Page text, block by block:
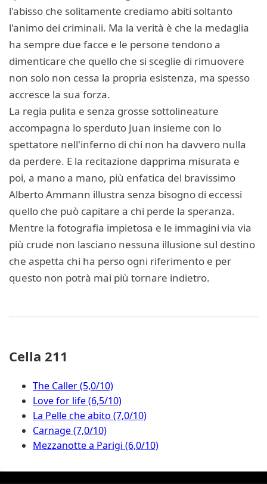
l'abisso che solitamente crediamo abiti soltanto
l'animo dei criminali. Ma la verità è che la medaglia
ha sempre due facce e le persone tendono a
dimenticare che quello che si sceglie di rimuovere
non solo non cessa la propria esistenza, ma spesso
accresce la sua forza.
La regia pulita e senza grosse sottolineature
accompagna lo sperduto Juan insieme con lo
spettatore nell'inferno di chi non ha davvero nulla
da perdere. E la recitazione dapprima misurata e
poi, a mano a mano, più enfatica del bravissimo
Alberto Ammann illustra senza bisogno di eccessi
quello che può capitare a chi perde la speranza.
Mentre la fotografia impietosa e le immagini via via
più crude non lasciano nessuna illusione sul destino
che aspetta chi ha perso ogni riferimento e per
questo non potrà mai più tornare indietro.
Cella 211
The Caller (5,0/10)
Love for life (6,5/10)
La Pelle che abito (7,0/10)
Carnage (7,0/10)
Mezzanotte a Parigi (6,0/10)